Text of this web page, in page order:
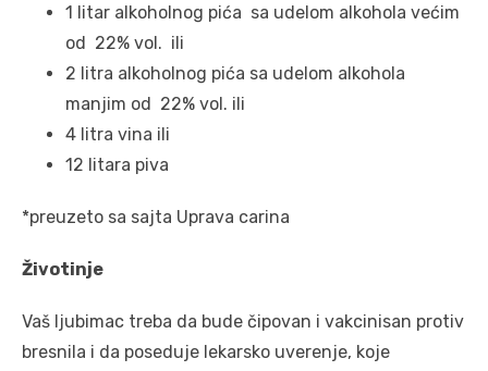
1 litar alkoholnog pića sa udelom alkohola većim
od 22% vol. ili
2 litra alkoholnog pića sa udelom alkohola
manjim od 22% vol. ili
4 litra vina ili
12 litara piva
*preuzeto sa sajta Uprava carina
Životinje
Vaš ljubimac treba da bude čipovan i vakcinisan protiv
bresnila i da poseduje lekarsko uverenje, koje